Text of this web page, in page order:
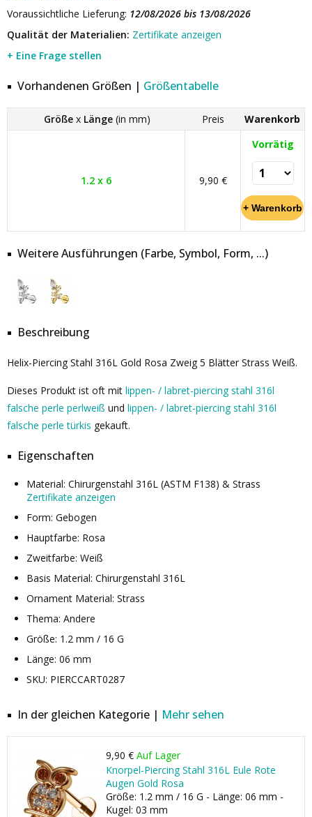
Voraussichtliche Lieferung: 12/08/2026 bis 13/08/2026
Qualität der Materialien: Zertifikate anzeigen
+ Eine Frage stellen
Vorhandenen Größen | Größentabelle
Größex Länge(in mm) Preis Warenkorb
1.2 x 6 9,90 €
Vorrätig
Weitere Ausführungen (Farbe, Symbol, Form, ...)
Beschreibung
Helix-Piercing Stahl 316L Gold Rosa Zweig 5 Blätter Strass Weiß.
Dieses Produkt ist oft mit lippen- / labret-piercing stahl 316l
falsche perle perlweiß und lippen- / labret-piercing stahl 316l
falsche perle türkis gekauft.
Eigenschaften
Material: Chirurgenstahl 316L (ASTM F138) & Strass
Zertifikate anzeigen
Form: Gebogen
Hauptfarbe: Rosa
Zweitfarbe: Weiß
Basis Material: Chirurgenstahl 316L
Ornament Material: Strass
Thema: Andere
Größe: 1.2 mm / 16 G
Länge: 06 mm
SKU: PIERCCART0287
In der gleichen Kategorie | Mehr sehen
9,90 € Auf Lager
Knorpel-Piercing Stahl 316L Eule Rote
Augen Gold Rosa
Größe: 1.2 mm / 16 G - Länge: 06 mm -
Kugel: 03 mm